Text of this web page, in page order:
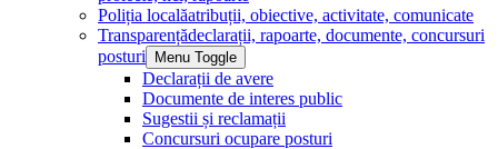
Poliția localăatribuții, obiective, activitate, comunicate
Transparențădeclarații, rapoarte, documente, concursuri
posturi
Menu Toggle
Declarații de avere
Documente de interes public
Sugestii și reclamații
Concursuri ocupare posturi